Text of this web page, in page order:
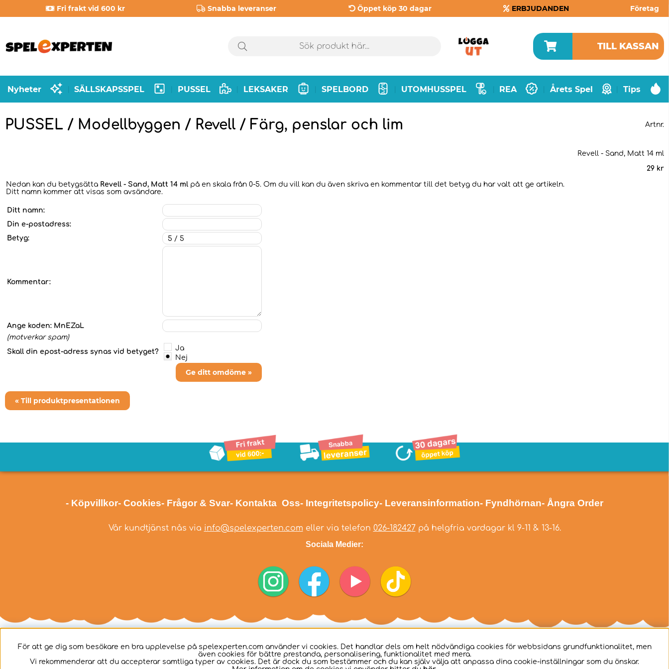
Fri frakt vid 600 kr Snabba leveranser Öppet köp 30 dagar ERBJUDANDEN Företag
TILL KASSAN
Nyheter SÄLLSKAPSSPEL PUSSEL LEKSAKER SPELBORD UTOMHUSSPEL REA Årets Spel Tips
PUSSEL / Modellbyggen / Revell / Färg, penslar och lim Artnr.
Revell - Sand, Matt 14 ml
29 kr
Nedan kan du betygsätta Revell - Sand, Matt 14 ml på en skala från 0-5. Om du vill kan du även skriva en kommentar till det betyg du har valt att ge artikeln.
Ditt namn kommer att visas som avsändare.
Ditt namn:
Din e-postadress:
Betyg:
Kommentar:
Ange koden: MnEZaL
(motverkar spam)
Skall din epost-adress synas vid betyget?
Ja
Nej
Ge ditt omdöme »
« Till produktpresentationen
- Köpvillkor- Cookies- Frågor & Svar- Kontakta Oss- Integritetspolicy- Leveransinformation- Fyndhörnan- Ångra Order
Vår kundtjänst nås via info@spelexperten.com eller via telefon 026-182427på helgfria vardagar kl 9-11 & 13-16.
Sociala Medier:
För att ge dig som besökare en bra upplevelse på spelexperten.com använder vi cookies. Det handlar dels om helt nödvändiga cookies för webbsidans grundfunktionalitet, men
även cookies för bättre prestanda, personalisering, funktionalitet med mera.
Vi rekommenderar att du accepterar samtliga typer av cookies. Det är dock du som bestämmer och du kan själv välja att anpassa dina cookie-inställningar som du önskar.